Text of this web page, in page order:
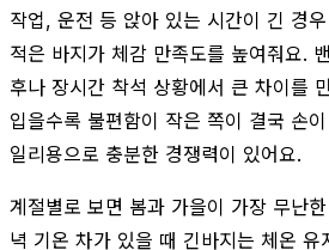
작업, 운전 등 앉아 있는 시간이 긴 경
적은 바지가 체감 만족도를 높여줘요.
후나 장시간 착석 상황에서 큰 차이를
입을수록 불편함이 작은 쪽이 결국 손
일리용으로 충분한 경쟁력이 있어요.
계절별로 보면 봄과 가을이 가장 무난
녁 기온 차가 있을 때 긴바지는 체온